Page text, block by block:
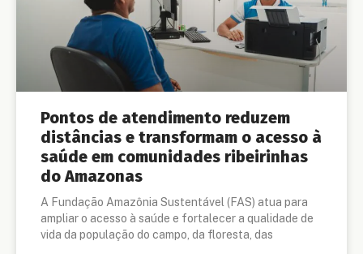
Pontos de atendimento reduzem
distâncias e transformam o acesso à
saúde em comunidades ribeirinhas
do Amazonas
A Fundação Amazônia Sustentável (FAS) atua para
ampliar o acesso à saúde e fortalecer a qualidade de
vida da população do campo, da floresta, das